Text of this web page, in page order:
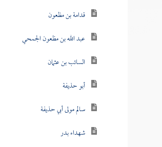
قدامة بن مظعون
عبد الله بن مظعون الجمحي
السائب بن عثمان
أبو حذيفة
سالم مولى أبي حذيفة
شهداء بدر